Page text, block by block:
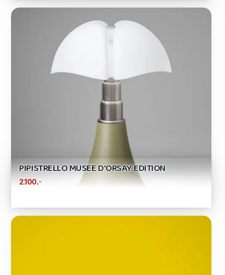
PIPISTRELLO MUSEE D'ORSAY EDITION
2.100 ,-